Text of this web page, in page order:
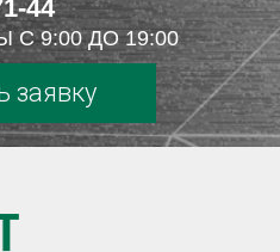
44
9:00 ДО 19:00
заявку